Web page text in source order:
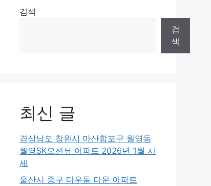
검색
검
색
최신 글
경상남도 창원시 마산합포구 월영동
월영SK오션뷰 아파트 2026년 1월 시
세
울산시 중구 다운동 다운 아파트